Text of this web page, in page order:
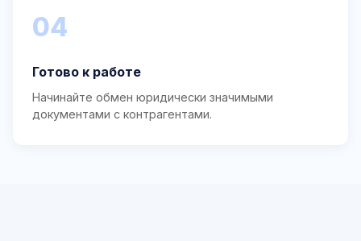
04
Готово к работе
Начинайте обмен юридически значимыми
документами с контрагентами.